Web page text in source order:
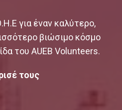
για έναν καλύτερο,
βιώσιμο κόσμο
του AUEB Volunteers.
τους